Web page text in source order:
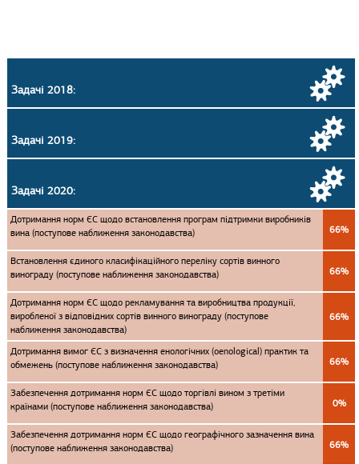
Задачі 2018:
Задачі 2019:
Задачі 2020:
Дотримання норм ЄС щодо встановлення програм підтримки виробників
вина (поступове наближення законодавства)
66%
Встановлення єдиного класифікаційного переліку сортів винного
винограду (поступове наближення законодавства)
66%
Дотримання норм ЄС щодо рекламування та виробництва продукції,
виробленої з відповідних сортів винного винограду (поступове
наближення законодавства)
66%
Дотримання вимог ЄС з визначення енологічних (oenological) практик та
обмежень (поступове наближення законодавства)
66%
Забезпечення дотримання норм ЄС щодо торгівлі вином з третіми
країнами (поступове наближення законодавства)
0%
Забезпечення дотримання норм ЄС щодо географічного зазначення вина
(поступове наближення законодавства)
66%